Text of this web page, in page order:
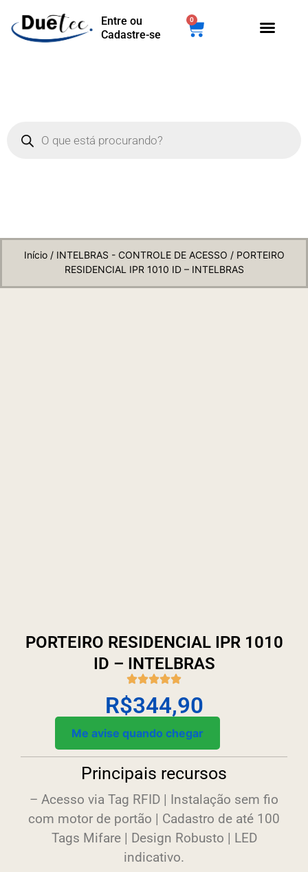
Entre ou
Cadastre-se
0
Início/ INTELBRAS - CONTROLE DE ACESSO / PORTEIRO
RESIDENCIAL IPR 1010 ID – INTELBRAS
PORTEIRO RESIDENCIAL IPR 1010
ID – INTELBRAS
R$344,90
Me avise quando chegar
Principais recursos
– Acesso via Tag RFID | Instalação sem fio
com motor de portão | Cadastro de até 100
Tags Mifare | Design Robusto | LED
indicativo.